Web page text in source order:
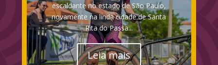
escaldante no estado de São Paulo,
novamente na linda cidade de Santa
Rita do Passa...
Leia mais